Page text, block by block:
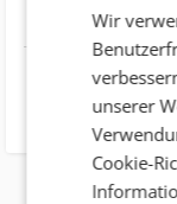
Website
Wir
unserer
Cookie-